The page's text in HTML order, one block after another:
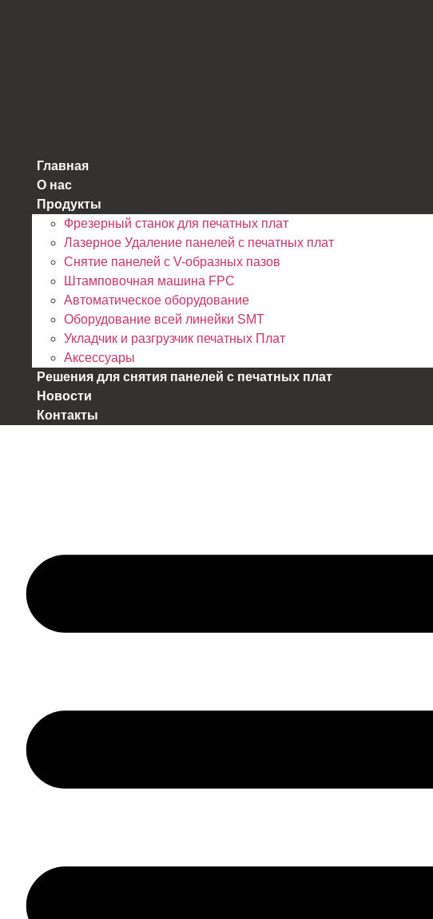
Главная
О нас
Продукты
Фрезерный станок для печатных плат
Лазерное Удаление панелей с печатных плат
Снятие панелей с V-образных пазов
Штамповочная машина FPC
Автоматическое оборудование
Оборудование всей линейки SMT
Укладчик и разгрузчик печатных Плат
Аксессуары
Решения для снятия панелей с печатных плат
Новости
Контакты